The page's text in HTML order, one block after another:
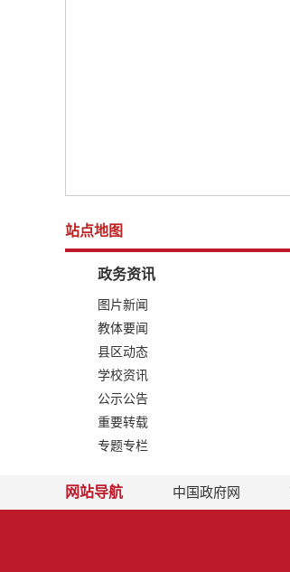
站点地图
政务资讯
图片新闻
教体要闻
县区动态
学校资讯
公示公告
重要转载
专题专栏
网站导航 中国政府网